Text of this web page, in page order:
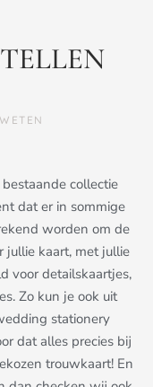
collectie
dat er in sommige
worden om de
jullie kaart, met jullie
voor detailskaartjes,
Zo kun je ook uit
stationery
dat alles precies bij
trouwkaart! En